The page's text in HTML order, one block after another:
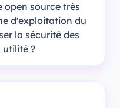
open source très
d'exploitation du
la sécurité des
utilité ?